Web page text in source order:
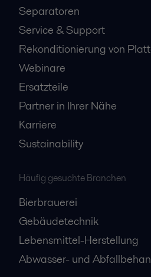
Separatoren
Service & Support
Rekonditionierung von
Webinare
Ersatzteile
Partner in Ihrer Nähe
Karriere
Sustainability
Häufig gesuchte Branchen
Bierbrauerei
Gebäudetechnik
Lebensmittel-Herstellung
Abwasser- und